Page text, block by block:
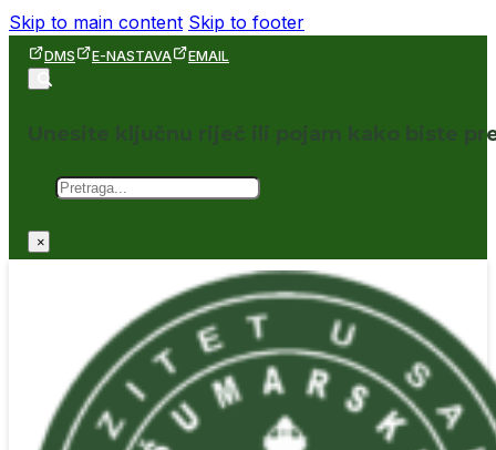
Skip to main content Skip to footer
DMS E-NASTAVA EMAIL
Unesite ključnu riječ ili pojam kako biste
Pretraga
×